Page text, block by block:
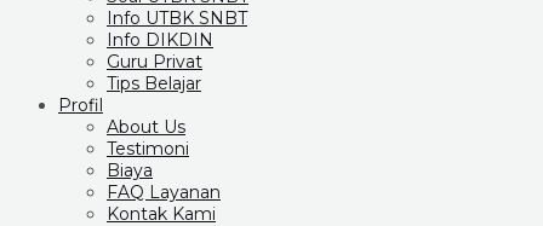
Info UTBK SNBT
Info DIKDIN
Guru Privat
Tips Belajar
Profil
About Us
Testimoni
Biaya
FAQ Layanan
Kontak Kami